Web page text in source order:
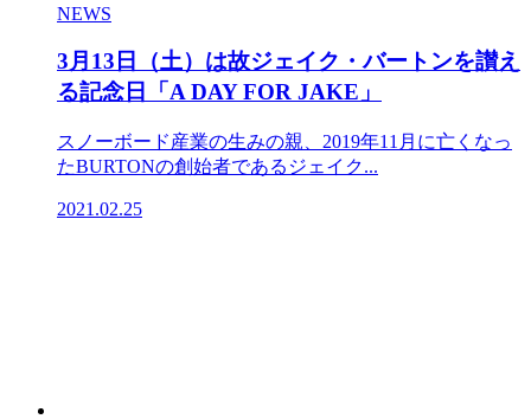
NEWS
3月13日（土）は故ジェイク・バートンを讃え
る記念日「A DAY FOR JAKE」
スノーボード産業の生みの親、2019年11月に亡くなっ
たBURTONの創始者であるジェイク...
2021.02.25